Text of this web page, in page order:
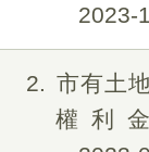
2023-
2
市有土
權利